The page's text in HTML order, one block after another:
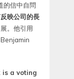
的信中自問
映公司的長
。他引用
Benjamin
is a voting